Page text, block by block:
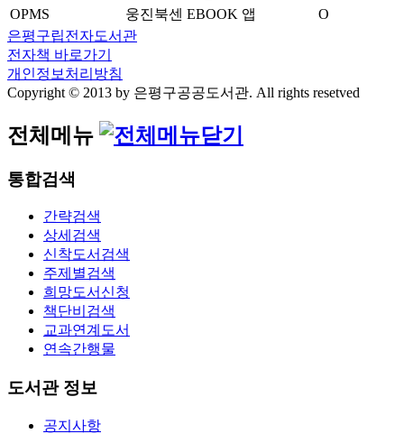
OPMS
웅진북센 EBOOK 앱
O
은평구립전자도서관
전자책 바로가기
개인정보처리방침
Copyright © 2013 by 은평구공공도서관. All rights resetved
전체메뉴
통합검색
간략검색
상세검색
신착도서검색
주제별검색
희망도서신청
책단비검색
교과연계도서
연속간행물
도서관 정보
공지사항